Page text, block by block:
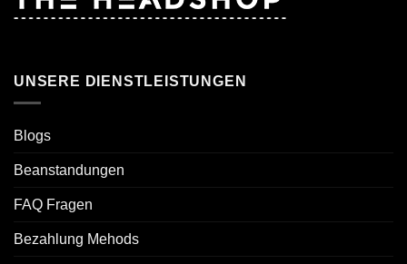
UNSERE DIENSTLEISTUNGEN
Blogs
Beanstandungen
FAQ Fragen
Bezahlung Mehods